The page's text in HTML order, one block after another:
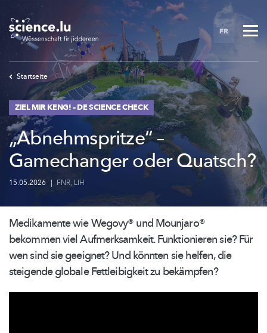
to
main
content
FR
Startseite
ZIEL MIR KENG! – DE SCIENCE CHECK
„Abnehmspritze“ –
Gamechanger oder Quatsch?
15.05.2026 | FNR, LIH
Medikamente wie Wegovy® und Mounjaro®
bekommen vielAufmerksamkeit.Funktionieren sie? Für
wen sind sie geeignet? Und könnten sie helfen, die
steigende globaleFettleibigkeitzu bekämpfen?